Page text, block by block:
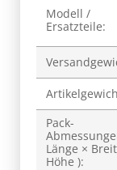
Wert
Modell /
Ersatzteile:
Pack-
Länge ×
Höhe ):